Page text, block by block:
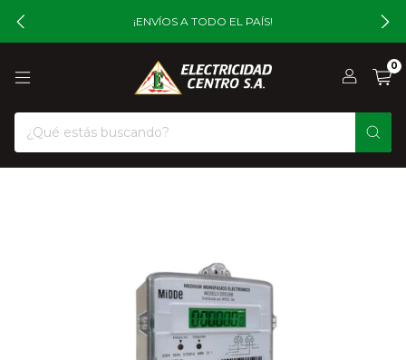
¡ENVÍOS A TODO EL PAÍS!
0